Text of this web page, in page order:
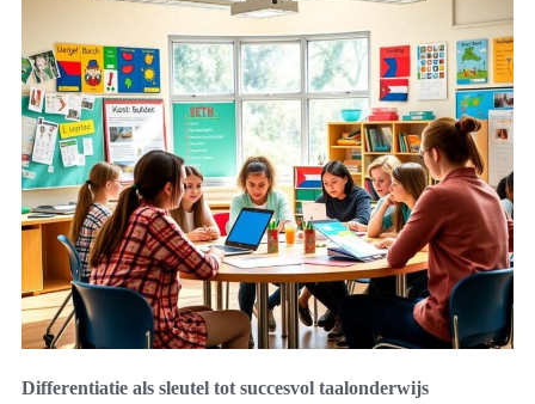
Differentiatie als sleutel tot succesvol taalonderwijs